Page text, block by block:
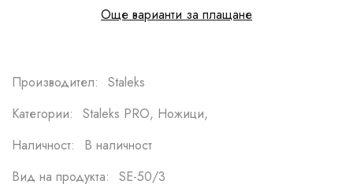
Още варианти за плащане
Производител:
Staleks
Категории:
Staleks PRO, Ножици,
Наличност:
В наличност
Вид на продукта:
SE-50/3